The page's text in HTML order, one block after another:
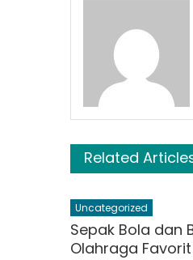
Related
Uncategorized
Sepak Bola dan
Olahraga